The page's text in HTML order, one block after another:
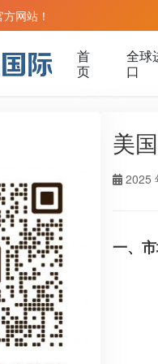
网站！
首
页
全球
口
美
2025
一、